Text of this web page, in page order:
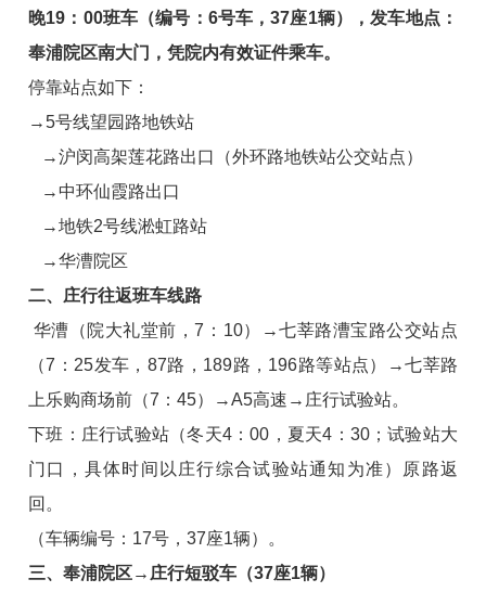
晚19：00班车（编号：6号车，37座1辆），发车地点：
奉浦院区南大门，凭院内有效证件乘车。
停靠站点如下：
→5号线望园路地铁站
→沪闵高架莲花路出口（外环路地铁站公交站点）
→中环仙霞路出口
→地铁2号线淞虹路站
→华漕院区
二、庄行往返班车线路
华漕（院大礼堂前，7：10）→七莘路漕宝路公交站点
（7：25发车，87路，189路，196路等站点）→七莘路
上乐购商场前（7：45）→A5高速→庄行试验站。
下班：庄行试验站（冬天4：00，夏天4：30；试验站大
门口，具体时间以庄行综合试验站通知为准）原路返
回。
（车辆编号：17号，37座1辆）。
三、奉浦院区→庄行短驳车（37座1辆）